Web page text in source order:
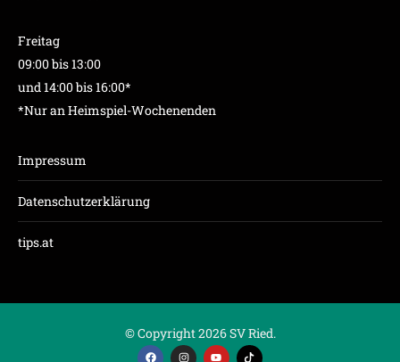
Freitag
09:00 bis 13:00
und 14:00 bis 16:00*
*Nur an Heimspiel-Wochenenden
Impressum
Datenschutzerklärung
tips.at
© Copyright 2026 SV Ried.